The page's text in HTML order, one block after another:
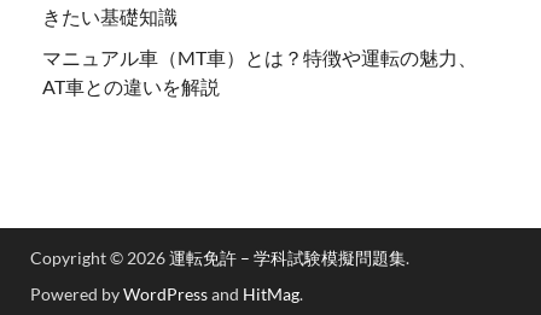
きたい基礎知識
マニュアル車（MT車）とは？特徴や運転の魅力、
AT車との違いを解説
Copyright © 2026運転免許 – 学科試験模擬問題集.
Powered byWordPressand HitMag.